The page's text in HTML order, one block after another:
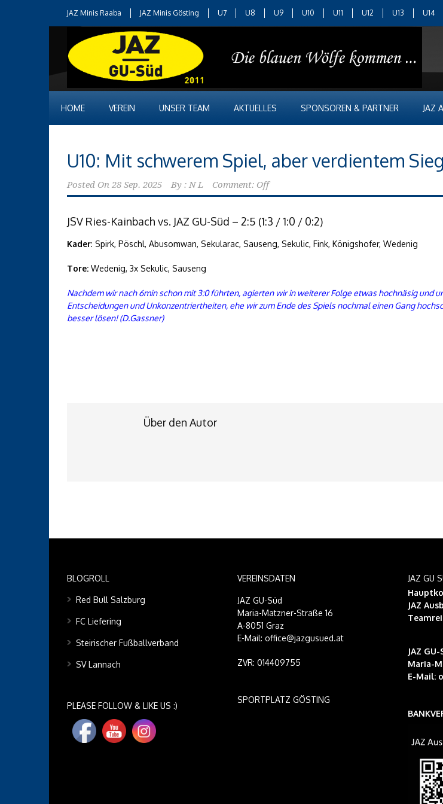
JAZ Minis Raaba JAZ Minis Gösting U7 U8 U9 U10 U11 U12 U13 U14
HOME VEREIN UNSER TEAM AKTUELLES SPONSOREN & PARTNER JAZ
U10: Mit schwerem Spiel, aber verdientem Sieg
Posted On 28 Sep. 2025 By : N L Comment: Off
JSV Ries-Kainbach vs. JAZ GU-Süd – 2:5 (1:3 / 1:0 / 0:2)
Kader: Spirk, Pöschl, Abusomwan, Sekularac, Sauseng, Sekulic, Fink, Königshofer, Wedenig
Tore: Wedenig, 3x Sekulic, Sauseng
Nachdem wir nach 6min schon mit 3:0 führten, agierten wir in weiterer Folge etwas hochnäsig und
Entscheidungen und Unkonzentriertheiten, ehe wir zum Ende des Spiels nochmal einen Gang
besser lösen! (D.Gassner)
Über den Autor
BLOGROLL
Red Bull Salzburg
FC Liefering
Steirischer Fußballverband
SV Lannach
PLEASE FOLLOW & LIKE US :)
VEREINSDATEN
JAZ GU-Süd
Maria-Matzner-Straße 16
A-8051 Graz
E-Mail: office@jazgusued.at
ZVR: 014409755
SPORTPLATZ GÖSTING
JAZ GU
JAZ
JAZ GU-
Maria-
E-Mail: